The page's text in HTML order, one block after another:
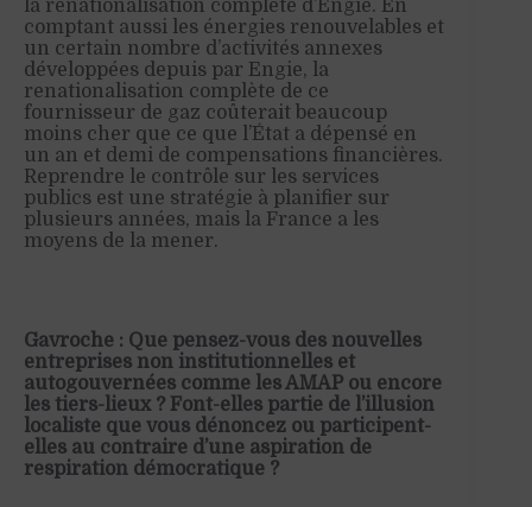
la renationalisation complète d’Engie. En
comptant aussi les énergies renouvelables et
un certain nombre d’activités annexes
développées depuis par Engie, la
renationalisation complète de ce
fournisseur de gaz coûterait beaucoup
moins cher que ce que l’État a dépensé en
un an et demi de compensations financières.
Reprendre le contrôle sur les services
publics est une stratégie à planifier sur
plusieurs années, mais la France a les
moyens de la mener.
Gavroche : Que pensez-vous des nouvelles
entreprises non institutionnelles et
autogouvernées comme les AMAP ou encore
les tiers-lieux ? Font-elles partie de l’illusion
localiste que vous dénoncez ou participent-
elles au contraire d’une aspiration de
respiration démocratique ?